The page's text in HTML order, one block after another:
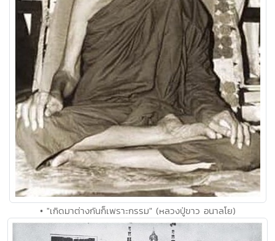
• "เกิดมาต่างกันก็เพราะกรรม" (หลวงปู่ขาว อนาลโย)